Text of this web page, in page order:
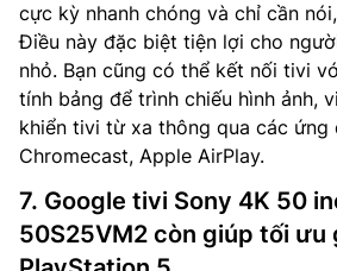
cực kỳ nhanh chóng và chỉ cần
Điều này đặc biệt tiện lợi cho
nhỏ. Bạn cũng có thể kết nối tivi
tính bảng để trình chiếu hình ảnh,
khiển tivi từ xa thông qua các ứng
Chromecast, Apple AirPlay.
7. Google tivi Sony 4K 50
50S25VM2 còn giúp tối ưu